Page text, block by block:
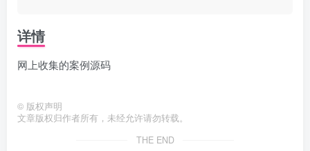
详情
网上收集的案例源码
© 版权声明
文章版权归作者所有，未经允许请勿转载。
THE END